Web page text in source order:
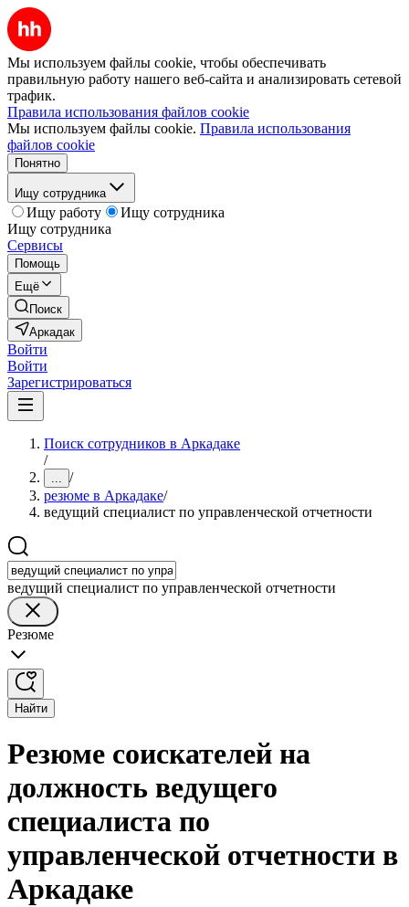
Мы используем файлы cookie, чтобы обеспечивать
правильную работу нашего веб-сайта и анализировать сетевой
трафик.
Правила использования файлов cookie
Мы используем файлы cookie. Правила использования
файлов cookie
Понятно
Ищу сотрудника
Ищу работу
Ищу сотрудника
Ищу сотрудника
Сервисы
Помощь
Ещё
Поиск
Аркадак
Войти
Войти
Зарегистрироваться
Поиск сотрудников в Аркадаке
/
... /
резюме в Аркадаке/
ведущий специалист по управленческой отчетности
ведущий специалист по управленческой отчетности
Резюме
Найти
Резюме соискателей на
должность ведущего
специалиста по
управленческой отчетности в
Аркадаке